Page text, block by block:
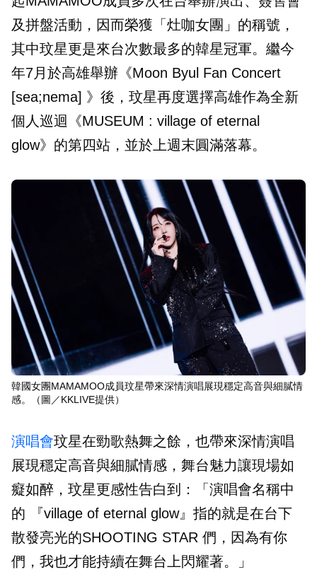
及拼盤活動，因而榮獲「灶咖女團」的稱號，
其中玟星更是來台次數最多的韓星冠軍。繼今
年7月於高雄舉辦《Moon Byul Fan Concert
[sea;nema] 》後，玟星再度選擇高雄作為全新
個人巡迴《MUSEUM : village of eternal
glow》的第四站，並於上週末圓滿落幕。
韓國女團MAMAMOO成員玟星帶來深情演唱展現穩定高音與細膩情
感。（圖／KKLIVE提供）
演唱會玟星在勁歌熱舞之餘，也帶來深情演唱
展現穩定高音與細膩情感，舞台魅力讓現場如
癡如醉，玟星更感性告白到：「演唱會名稱中
的 『village of eternal glow』指的就是在台下
散發亮光的SHOOTING STAR 們，因為有你
們，我也才能持續在舞台上閃耀著。」